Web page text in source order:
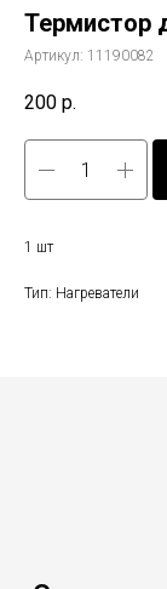
Термистор
Артикул: 11190082
200 р.
1 шт
Тип: Нагреватели